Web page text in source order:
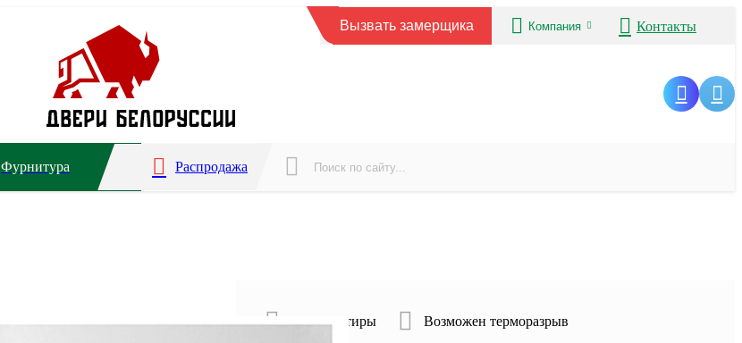
Вызвать замерщика Компания Контакты
Фурнитура Распродажа
Для квартиры Возможен терморазрыв